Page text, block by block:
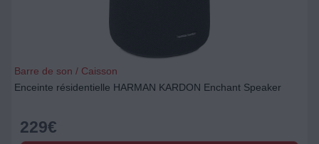
Barre de son / Caisson
Enceinte résidentielle HARMAN KARDON Enchant Speaker
229€